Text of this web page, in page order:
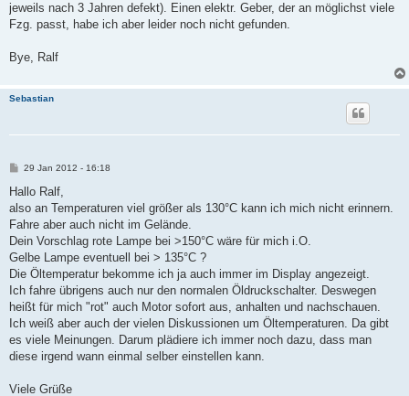
jeweils nach 3 Jahren defekt). Einen elektr. Geber, der an möglichst viele
Fzg. passt, habe ich aber leider noch nicht gefunden.
Bye, Ralf
Sebastian
B
i
r
a
29 Jan 2012 - 16:18
Hallo Ralf,
also an Temperaturen viel größer als 130°C kann ich mich nicht erinnern.
Fahre aber auch nicht im Gelände.
Dein Vorschlag rote Lampe bei >150°C wäre für mich i.O.
Gelbe Lampe eventuell bei > 135°C ?
Die Öltemperatur bekomme ich ja auch immer im Display angezeigt.
Ich fahre übrigens auch nur den normalen Öldruckschalter. Deswegen
heißt für mich "rot" auch Motor sofort aus, anhalten und nachschauen.
Ich weiß aber auch der vielen Diskussionen um Öltemperaturen. Da gibt
es viele Meinungen. Darum plädiere ich immer noch dazu, dass man
diese irgend wann einmal selber einstellen kann.
Viele Grüße